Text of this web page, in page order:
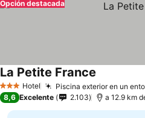
Opción destacada
3 Estrellas
Hotel Piscina exterior en un
La Petite France
8,6 Excelente 2.103 a 12.9 km